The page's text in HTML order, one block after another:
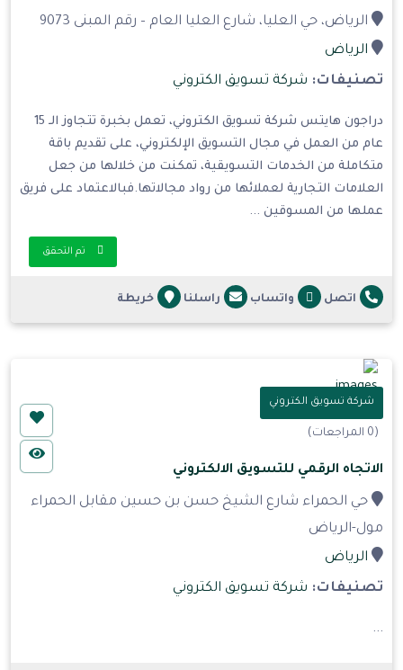
الرياض، حي العليا، شارع العليا العام – رقم المبنى 9073
الرياض
تصنيفات: شركة تسويق الكتروني
دراجون هايتس شركة تسويق الكتروني، تعمل بخبرة تتجاوز الـ 15
عام من العمل في مجال التسويق الإلكتروني، على تقديم باقة
متكاملة من الخدمات التسويقية، تمكنت من خلالها من جعل
العلامات التجارية لعملائها من رواد مجالاتها.فبالاعتماد على فريق
عملها من المسوقين ...
تم التحقق
اتصل واتساب راسلنا خريطة
شركة تسويق الكتروني
(0 المراجعات)
الاتجاه الرقمي للتسويق الالكتروني
حي الحمراء شارع الشيخ حسن بن حسين مقابل الحمراء
مول-الرياض
الرياض
تصنيفات: شركة تسويق الكتروني
...